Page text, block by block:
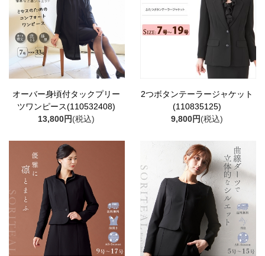
オーバー身頃付タックプリー
ツワンピース(110532408)
13,800円(税込)
2つボタンテーラージャケット
(110835125)
9,800円(税込)